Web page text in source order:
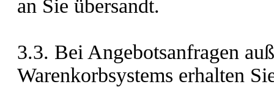
an Sie übersandt.
3.3. Bei Angebotsanfragen
Warenkorbsystems erhalten